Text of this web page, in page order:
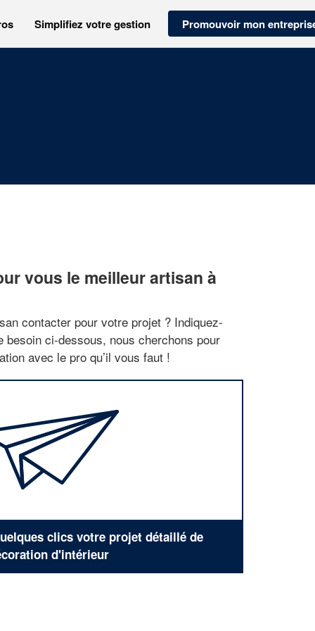
Simplifiez votre gestion Promouvoir mon
vous le meilleur artisan à
contacter pour votre projet ? Indiquez-
besoin ci-dessous, nous cherchons pour
avec le pro qu’il vous faut !
clics votre projet détaillé de
d'intérieur